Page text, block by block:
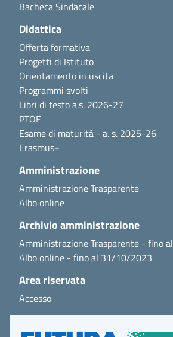
Bacheca Sindacale
Didattica
Offerta formativa
Progetti di Istituto
Orientamento in uscita
Programmi svolti
Libri di testo a.s. 2026-27
PTOF
Esame di maturità - a. s. 2025-26
Erasmus+
Amministrazione
Amministrazione Trasparente
Albo online
Archivio amministrazione
Amministrazione Trasparente - fino
Albo online - fino al 31/10/2023
Area riservata
Accesso